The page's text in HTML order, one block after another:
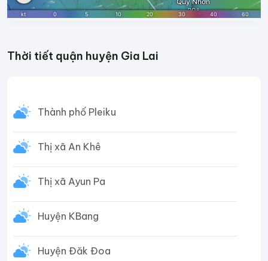
Thời tiết quận huyện Gia Lai
Thành phố Pleiku
Thị xã An Khê
Thị xã Ayun Pa
Huyện KBang
Huyện Đăk Đoa